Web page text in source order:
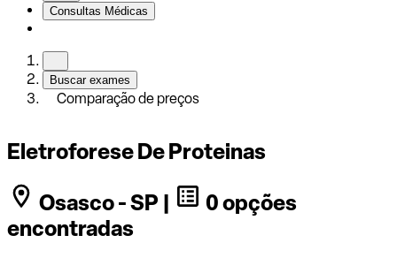
Consultas Médicas
Buscar exames
Comparação de preços
Eletroforese De Proteinas
Osasco - SP |
0 opções
encontradas